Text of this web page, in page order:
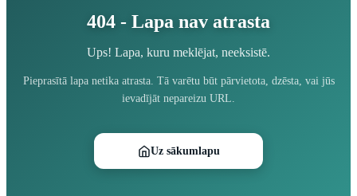
404 - Lapa nav atrasta
Ups! Lapa, kuru meklējat, neeksistē.
Pieprasītā lapa netika atrasta. Tā varētu būt pārvietota, dzēsta, vai jūs
ievadījāt nepareizu URL.
Uz sākumlapu